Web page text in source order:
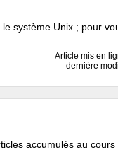
système Unix ; pour
Article mis en
dernière
accumulés au